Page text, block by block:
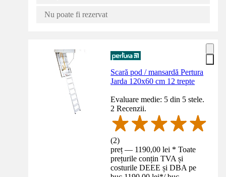
Nu poate fi rezervat
Scară pod / mansardă Pertura
Jarda 120x60 cm 12 trepte
Evaluare medie: 5 din 5 stele.
2 Recenzii.
(2)
preț — 1190,00 lei * Toate
prețurile conțin TVA și
costurile DEEE și DBA pe